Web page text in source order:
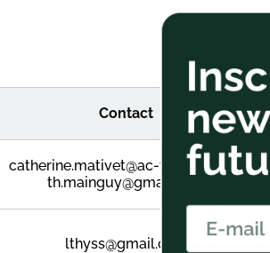
Contact
catherine.mativet@ac-versailles.fr ;
th.mainguy@gmail.com
lthyss@gmail.com